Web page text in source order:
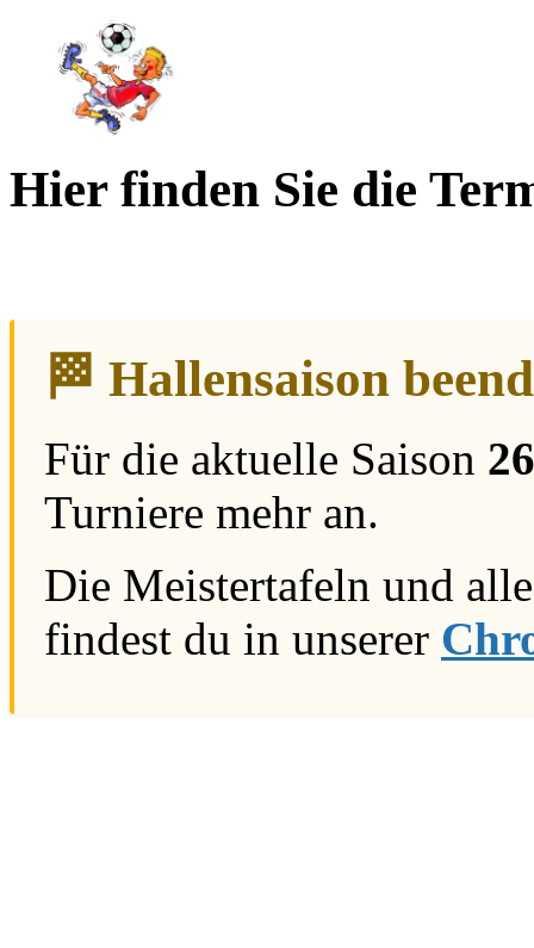
Hier finden Sie die
🏁 Hallensaison
Für die aktuelle Saison
Turniere mehr an.
Die Meistertafeln und
findest du in unserer